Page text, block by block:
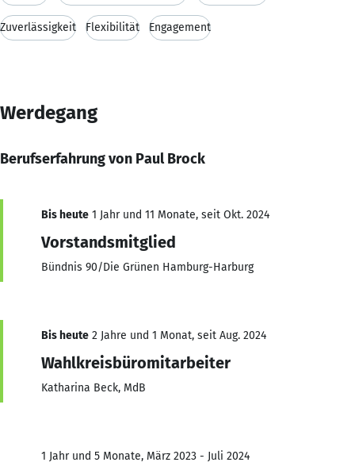
Zuverlässigkeit Flexibilität Engagement
Werdegang
Berufserfahrung von Paul Brock
Bis heute 1 Jahr und 11 Monate, seit Okt. 2024
Vorstandsmitglied
Bündnis 90/Die Grünen Hamburg-Harburg
Bis heute 2 Jahre und 1 Monat, seit Aug. 2024
Wahlkreisbüromitarbeiter
Katharina Beck, MdB
1 Jahr und 5 Monate, März 2023 - Juli 2024